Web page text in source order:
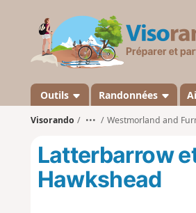
Outils Randonnées
Visorando ••• Westmorland and
Latterbarrow
Hawkshead